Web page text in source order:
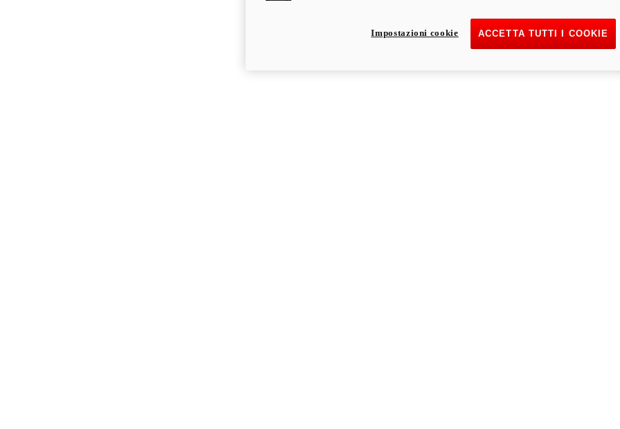
ACCETTA TUTTI I COOKIE
Impostazioni cookie